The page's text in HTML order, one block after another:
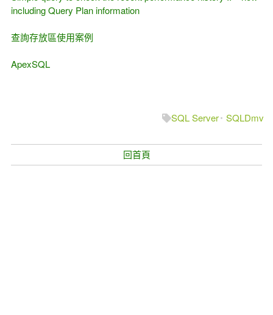
including Query Plan information
查詢存放區使用案例
ApexSQL
SQL Server SQLDmv
回首頁